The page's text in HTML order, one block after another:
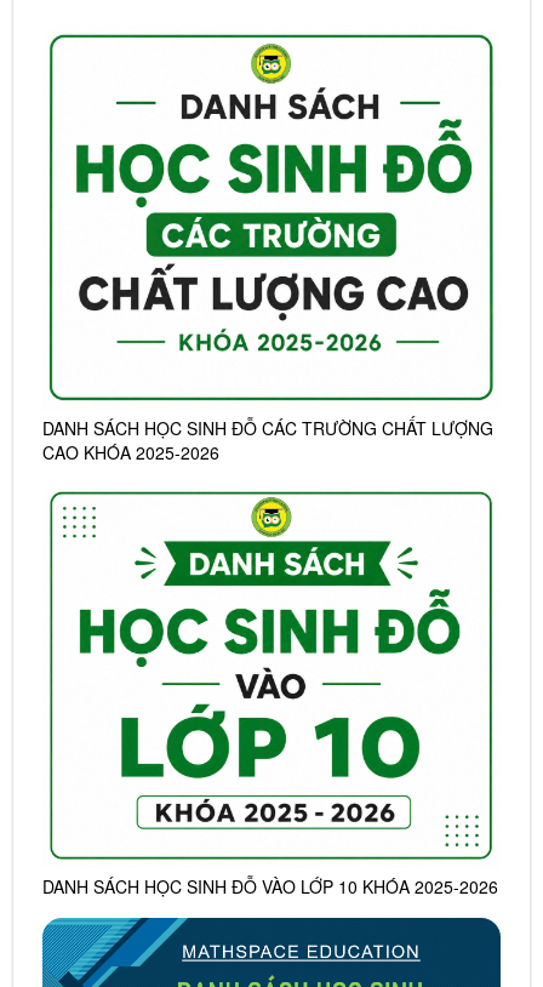
DANH SÁCH HỌC SINH ĐỖ CÁC TRƯỜNG CHẤT LƯỢNG
CAO KHÓA 2025-2026
DANH SÁCH HỌC SINH ĐỖ VÀO LỚP 10 KHÓA 2025-2026